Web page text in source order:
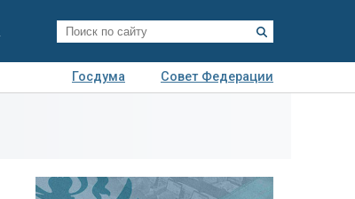
Госдума
Совет Федерации